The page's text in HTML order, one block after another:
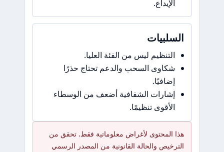
الإيداع.
السلبيات
التنظيم ليس من الفئة العليا.
شكاوى السحب والدعم تحتاج حذرًا
إضافيًا.
إشارات الشفافية أضعف من الوسطاء
الأقوى تنظيمًا.
هذا المحتوى لأغراض معلوماتية فقط. تحقق من
الترخيص والحالة القانونية من المصدر الرسمي